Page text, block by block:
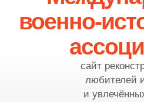
военно-
сайт
любителей
и